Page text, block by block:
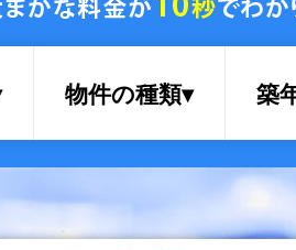
物件の種類▾ 築